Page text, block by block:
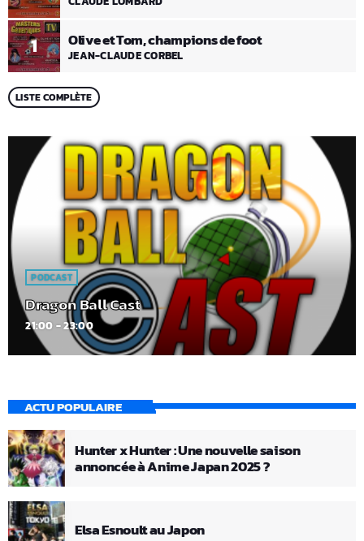
1 Olive et Tom, champions de foot
JEAN-CLAUDE CORBEL
LISTE COMPLÈTE
PODCAST
Dragon Ball Cast
21:00 - 23:00
ACTU POPULAIRE
Hunter x Hunter : Une nouvelle saison
annoncée à Anime Japan 2025 ?
Elsa Esnoult au Japon